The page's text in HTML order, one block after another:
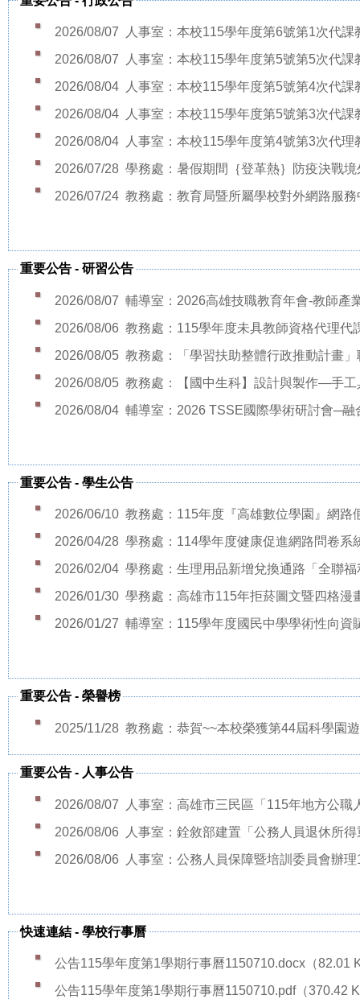
校外人士協助教學
防疫通報
2026/08/07
人事室：本校115學年度第6號第1次代課
2026/08/07
人事室：本校115學年度第5號第5次代課
2026/08/04
人事室：本校115學年度第5號第4次代課
2026/08/04
人事室：本校115學年度第5號第3次代課
2026/08/04
人事室：本校115學年度第4號第3次代理
2026/07/28 學務處：暑假期間｛登革熱｝防疫決戰
2026/07/24 教務處：教育局暨所屬學校對外網路服
重要公告- 研習公告
2026/08/07 輔導室：2026高雄技職教育年會-教師產
2026/08/06 教務處：115學年度未具教師資格代理代
2026/08/05 教務處：「學習扶助整體行政推動計畫
2026/08/05 教務處：【國中生科】設計與製作—手工
2026/08/04 輔導室：2026 TSSE國際學術研討會─融
重要公告- 學生公告
2026/06/10 教務處：115年度『高雄數位學園』網路
2026/04/28 學務處：114學年度健康促進網路問卷系
2026/02/04 學務處：生理用品新增兌換通路「全聯
2026/01/30 學務處：高雄市115年拒菸圖文暨四格漫
2026/01/27 輔導室：115學年度國民中學學術性向資
重要公告- 榮譽榜
2025/11/28 教務處：恭賀~~本校榮獲第44屆科學園
重要公告- 人事公告
2026/08/07
人事室：高雄市三民區「115年地方公職
2026/08/06
人事室：銓敘部建置「公務人員退休所
2026/08/06
人事室：公務人員保障暨培訓委員會辦
快速連結- 學校行事曆
公告115學年度第1學期行事曆1150710.docx（82.01
公告115學年度第1學期行事曆1150710.pdf（370.42